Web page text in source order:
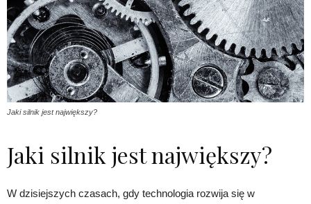
Jaki silnik jest największy?
Jaki silnik jest największy?
W dzisiejszych czasach, gdy technologia rozwija się w